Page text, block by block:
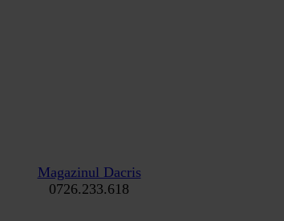
Magazinul Dacris
0726.233.618